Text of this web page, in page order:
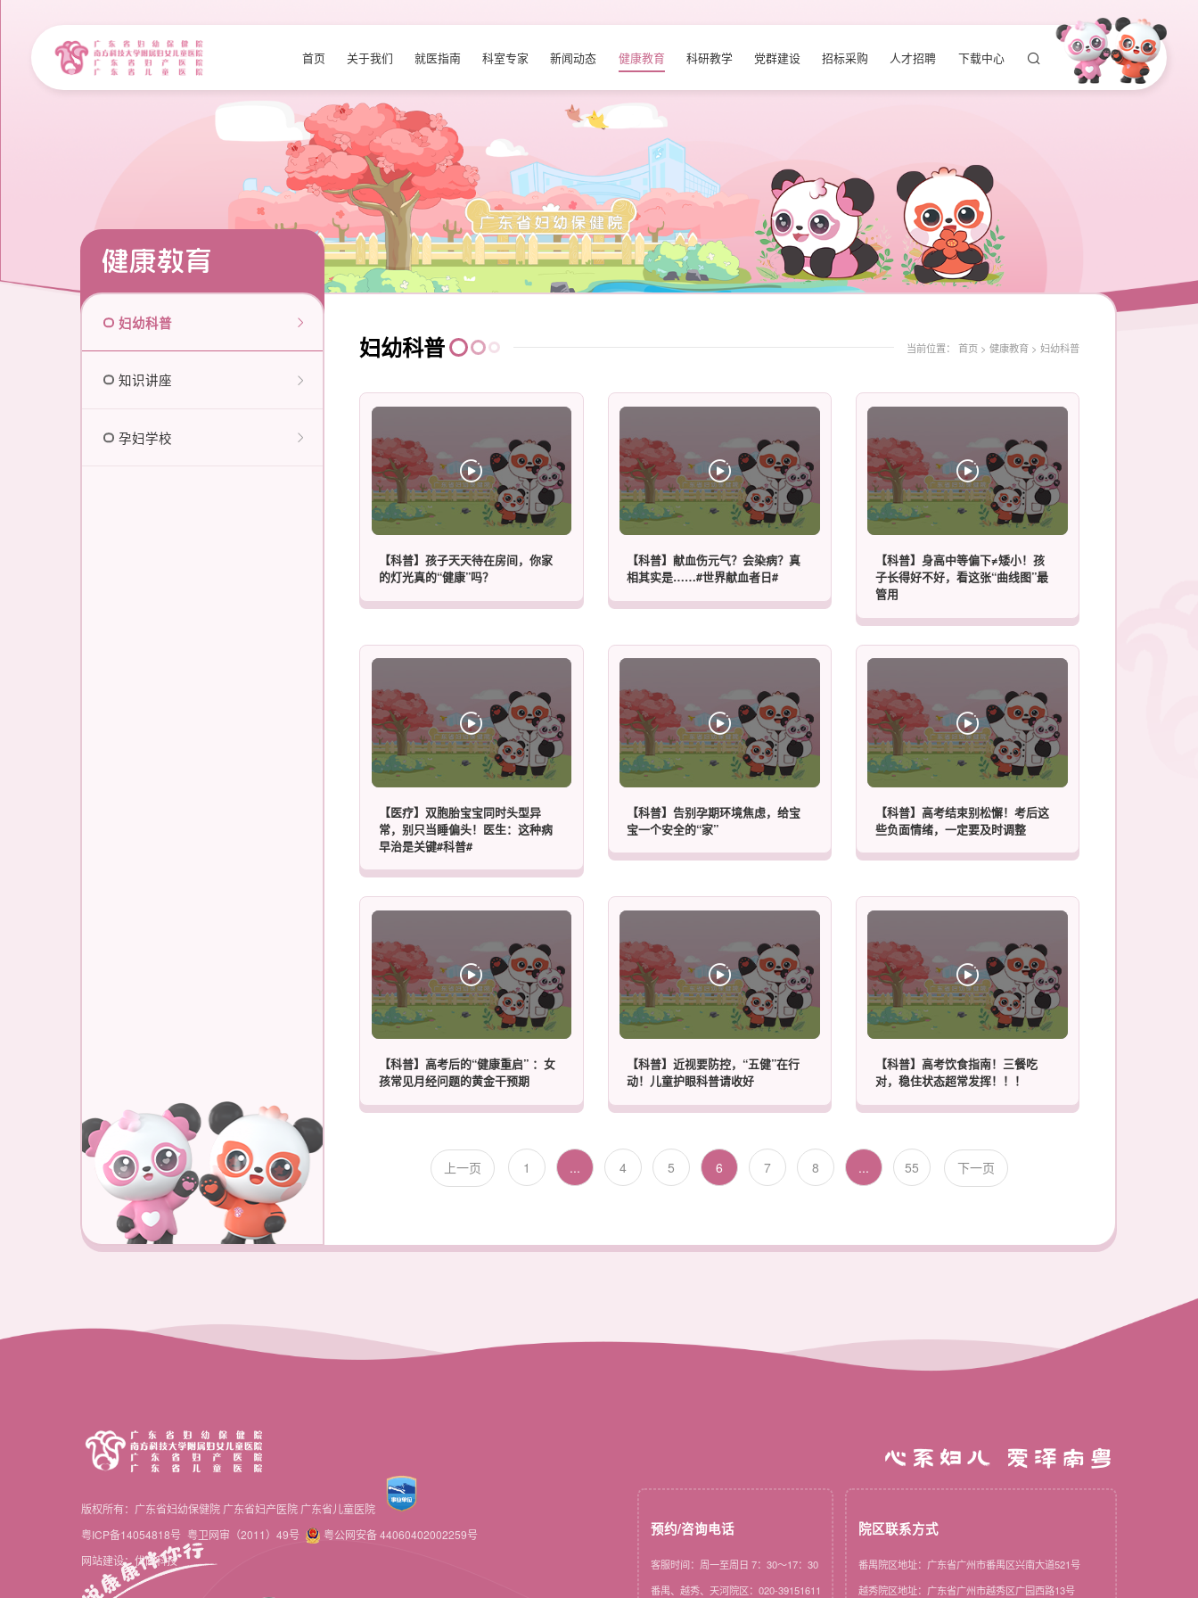
首页 关于我们 就医指南 科室专家 新闻动态 健康教育 科研教学 党群建设 招标采购 人才招聘 下载中心
妇幼科普
知识讲座
孕妇学校
健康教育
妇幼科普 当前位置： 首页 >健康教育 >妇幼科普
【科普】孩子天天待在房间，你家
的灯光真的“健康”吗？
【科普】献血伤元气？会染病？真
相其实是……#世界献血者日#
【科普】身高中等偏下≠矮小！孩
子长得好不好，看这张“曲线图”最
管用
【医疗】双胞胎宝宝同时头型异
常，别只当睡偏头！医生：这种病
早治是关键#科普#
【科普】告别孕期环境焦虑，给宝
宝一个安全的“家”
【科普】高考结束别松懈！考后这
些负面情绪，一定要及时调整
【科普】高考后的“健康重启” ：女
孩常见月经问题的黄金干预期
【科普】近视要防控，“五健”在行
动！儿童护眼科普请收好
【科普】高考饮食指南！三餐吃
对，稳住状态超常发挥！！！
上一页 1 ... 4 5 6 7 8 ... 55 下一页
心系妇儿 爱泽南粤
版权所有：广东省妇幼保健院 广东省妇产医院 广东省儿童医院
粤ICP备14054818号 粤卫网审（2011）49号
粤公网安备 44060402002259号
网站建设：优网科技
预约/咨询电话
客服时间：周一至周日 7：30～17：30
番禺、越秀、天河院区：020-39151611
院区联系方式
番禺院区地址：广东省广州市番禺区兴南大道521号
越秀院区地址：广东省广州市越秀区广园西路13号